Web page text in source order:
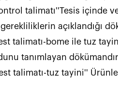
talimatı''Tesis içinde
açıklandığı
talimatı-bome ile tuz
tanımlayan
talimatı-tuz tayini''